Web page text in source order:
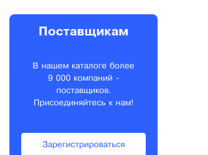
Поставщикам
В нашем каталоге более
9 000 компаний -
поставщиков.
Присоединяйтесь к нам!
Зарегистрироваться